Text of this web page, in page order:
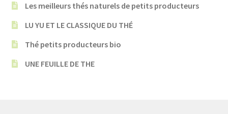
Les meilleurs thés naturels de petits producteurs
LU YU ET LE CLASSIQUE DU THÉ
Thé petits producteurs bio
UNE FEUILLE DE THE